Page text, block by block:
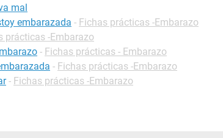
mal
embarazada - Fichas prácticas -Embarazo
prácticas -Embarazo
- Fichas prácticas - Embarazo
- Fichas prácticas -Embarazo
- Fichas prácticas -Embarazo